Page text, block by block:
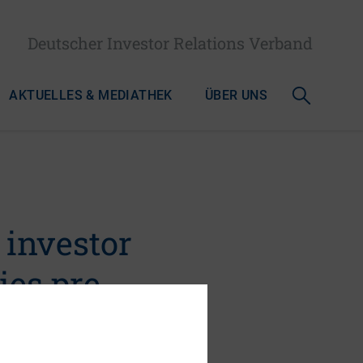
Deutscher Investor Relations Verband
AKTUELLES & MEDIATHEK ÜBER UNS
pre